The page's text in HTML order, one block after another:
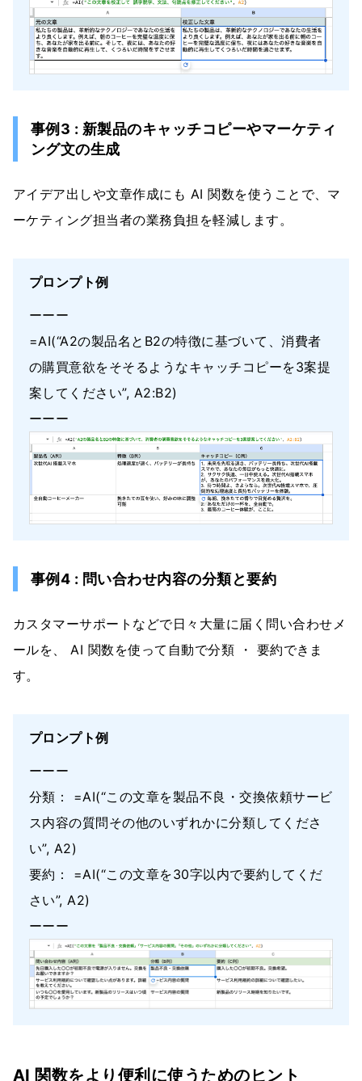
事例3 : 新製品のキャッチコピーやマーケティ
ング文の生成
アイデア出しや文章作成にも AI 関数を使うことで、マ
ーケティング担当者の業務負担を軽減します。
プロンプト例
ーーー
=AI(“A2の製品名とB2の特徴に基づいて、消費者
の購買意欲をそそるようなキャッチコピーを3案提
案してください”, A2:B2)
ーーー
事例4 : 問い合わせ内容の分類と要約
カスタマーサポートなどで日々大量に届く問い合わせメ
ールを、 AI 関数を使って自動で分類 ・ 要約できま
す。
プロンプト例
ーーー
分類： =AI(“この文章を製品不良・交換依頼サービ
ス内容の質問その他のいずれかに分類してくださ
い”, A2)
要約： =AI(“この文章を30字以内で要約してくだ
さい”, A2)
ーーー
AI 関数をより便利に使うためのヒント